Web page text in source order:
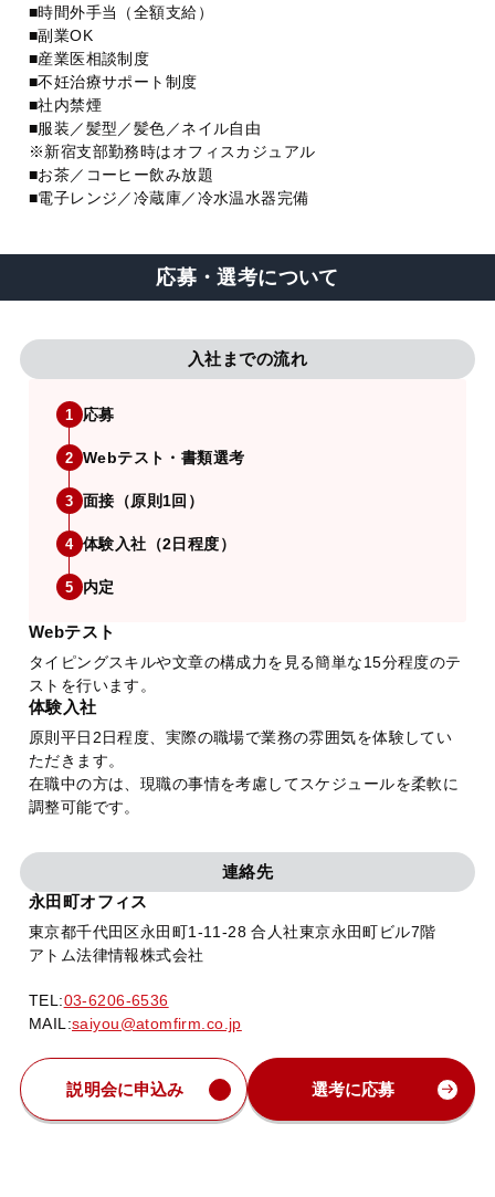
■時間外手当（全額支給）
■副業OK
■産業医相談制度
■不妊治療サポート制度
■社内禁煙
■服装／髪型／髪色／ネイル自由
※新宿支部勤務時はオフィスカジュアル
■お茶／コーヒー飲み放題
■電子レンジ／冷蔵庫／冷水温水器完備
応募・選考について
入社までの流れ
1 応募
2 Webテスト・書類選考
3 面接（原則1回）
4 体験入社（2日程度）
5 内定
Webテスト
タイピングスキルや文章の構成力を見る簡単な15分程度のテ
ストを行います。
体験入社
原則平日2日程度、実際の職場で業務の雰囲気を体験してい
ただきます。
在職中の方は、現職の事情を考慮してスケジュールを柔軟に
調整可能です。
連絡先
永田町オフィス
東京都千代田区永田町1-11-28 合人社東京永田町ビル7階
アトム法律情報株式会社
TEL:03-6206-6536
MAIL:saiyou@atomfirm.co.jp
説明会に申込み 選考に応募